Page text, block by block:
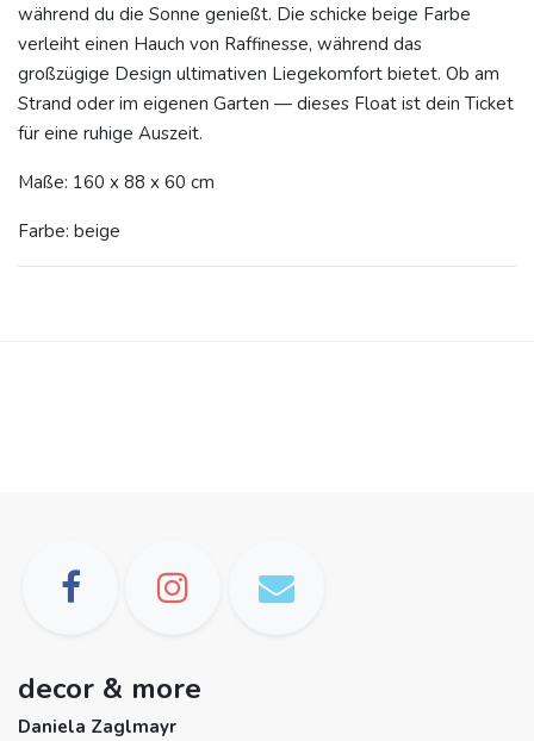
während du die Sonne genießt. Die schicke beige Farbe
verleiht einen Hauch von Raffinesse, während das
großzügige Design ultimativen Liegekomfort bietet. Ob am
Strand oder im eigenen Garten — dieses Float ist dein Ticket
für eine ruhige Auszeit.
Maße: 160 x 88 x 60 cm
Farbe: beige
decor & more
Daniela Zaglmayr